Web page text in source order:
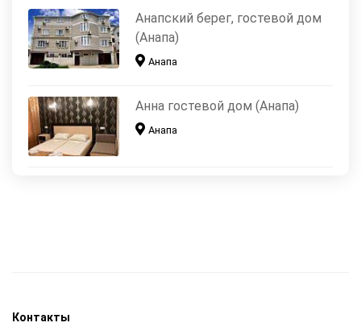
Анапский берег, гостевой дом
(Анапа)
Анапа
Анна гостевой дом (Анапа)
Анапа
Контакты